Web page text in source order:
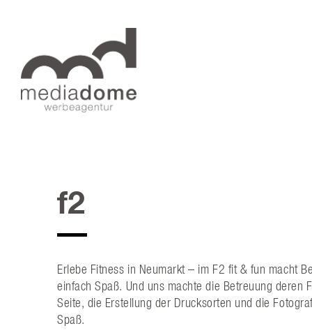
f2
Erlebe Fitness in Neumarkt – im F2 fit & fun macht
einfach Spaß. Und uns machte die Betreuung deren
Seite, die Erstellung der Drucksorten und die
Spaß.